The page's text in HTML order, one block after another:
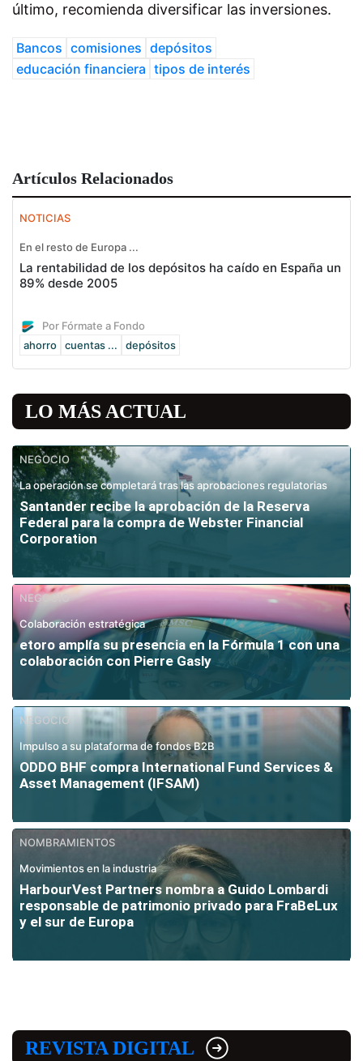
último, recomienda diversificar las inversiones.
Bancos comisiones depósitos
educación financiera tipos de interés
Artículos Relacionados
NOTICIAS
En el resto de Europa ...
La rentabilidad de los depósitos ha caído en España un
89% desde 2005
Por Fórmate a Fondo
ahorro
cuentas ... depósitos
LO MÁS ACTUAL
NEGOCIO
La operación se completará tras las aprobaciones regulatorias
Santander recibe la aprobación de la Reserva
Federal para la compra de Webster Financial
Corporation
NEGOCIO
Colaboración estratégica
etoro amplía su presencia en la Fórmula 1 con una
colaboración con Pierre Gasly
NEGOCIO
Impulso a su plataforma de fondos B2B
ODDO BHF compra International Fund Services &
Asset Management (IFSAM)
NOMBRAMIENTOS
Movimientos en la industria
HarbourVest Partners nombra a Guido Lombardi
responsable de patrimonio privado para FraBeLux
y el sur de Europa
REVISTA DIGITAL